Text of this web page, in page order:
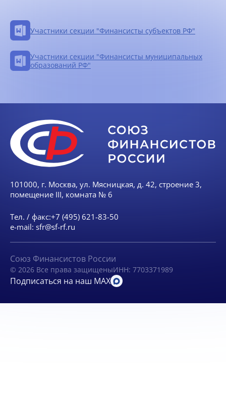
Участники секции "Финансисты субъектов РФ"
Участники секции "Финансисты муниципальных
образований РФ"
101000, г. Москва, ул. Мясницкая, д. 42, строение 3,
помещение III, комната № 6
Тел. / факс:+7 (495) 621-83-50
e-mail: sfr@sf-rf.ru
Союз Финансистов России
© 2026 Все права защищеныИНН: 7703371989
Подписаться на наш MAX